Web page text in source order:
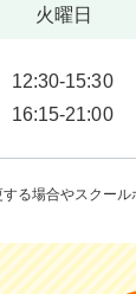
火曜日
12:30-15:30
16:15-21:00
る場合やスクー